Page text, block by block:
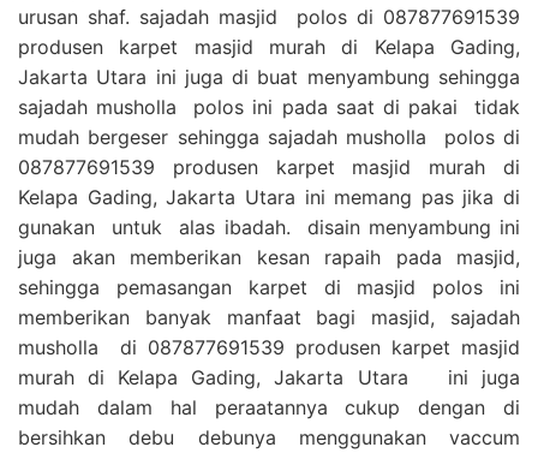
urusan shaf. sajadah masjid polos di 087877691539
produsen karpet masjid murah di Kelapa Gading,
Jakarta Utara ini juga di buat menyambung sehingga
sajadah musholla polos ini pada saat di pakai tidak
mudah bergeser sehingga sajadah musholla polos di
087877691539 produsen karpet masjid murah di
Kelapa Gading, Jakarta Utara ini memang pas jika di
gunakan untuk alas ibadah. disain menyambung ini
juga akan memberikan kesan rapaih pada masjid,
sehingga pemasangan karpet di masjid polos ini
memberikan banyak manfaat bagi masjid, sajadah
musholla di 087877691539 produsen karpet masjid
murah di Kelapa Gading, Jakarta Utara ini juga
mudah dalam hal peraatannya cukup dengan di
bersihkan debu debunya menggunakan vaccum